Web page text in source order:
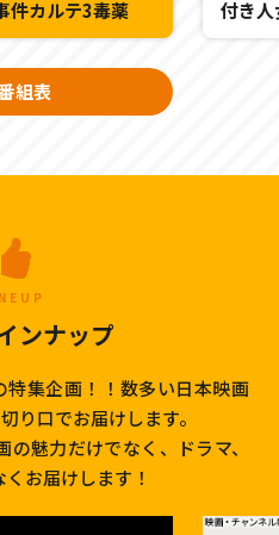
件カルテ3毒薬
組表
ンナップ
特集企画！！数多い日本映画
り口でお届けします。
魅力だけでなく、ドラマ、
お届けします！